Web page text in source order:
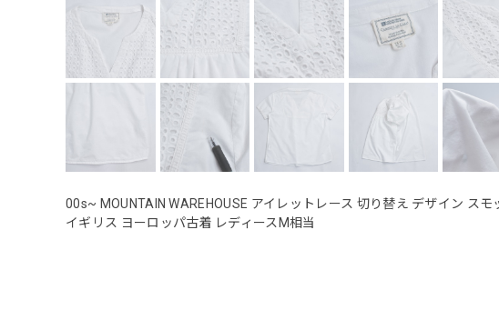
00s~ MOUNTAIN WAREHOUSE アイレットレース 切り替え デザイン ス
イギリス ヨーロッパ古着 レディースM相当